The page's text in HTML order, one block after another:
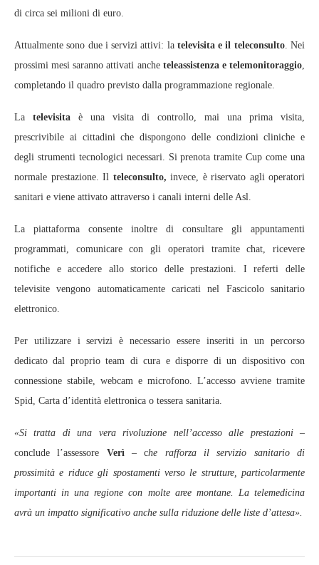
di circa sei milioni di euro.
Attualmente sono due i servizi attivi: la televisita e il teleconsulto. Nei
prossimi mesi saranno attivati anche teleassistenza e telemonitoraggio,
completando il quadro previsto dalla programmazione regionale.
La televisita è una visita di controllo, mai una prima visita,
prescrivibile ai cittadini che dispongono delle condizioni cliniche e
degli strumenti tecnologici necessari. Si prenota tramite Cup come una
normale prestazione. Il teleconsulto, invece, è riservato agli operatori
sanitari e viene attivato attraverso i canali interni delle Asl.
La piattaforma consente inoltre di consultare gli appuntamenti
programmati, comunicare con gli operatori tramite chat, ricevere
notifiche e accedere allo storico delle prestazioni. I referti delle
televisite vengono automaticamente caricati nel Fascicolo sanitario
elettronico.
Per utilizzare i servizi è necessario essere inseriti in un percorso
dedicato dal proprio team di cura e disporre di un dispositivo con
connessione stabile, webcam e microfono. L’accesso avviene tramite
Spid, Carta d’identità elettronica o tessera sanitaria.
«Si tratta di una vera rivoluzione nell’accesso alle prestazioni–
conclude l’assessore Verì– che rafforza il servizio sanitario di
prossimità e riduce gli spostamenti verso le strutture, particolarmente
importanti in una regione con molte aree montane. La telemedicina
avrà un impatto significativo anche sulla riduzione delle liste d’attesa».